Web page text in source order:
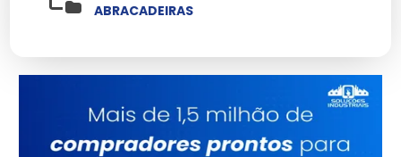
Material
Normas
Conformidade total
com padrões de
segurança
Acabamento
Tratamento de
proteção UV
ABRACADEIRAS